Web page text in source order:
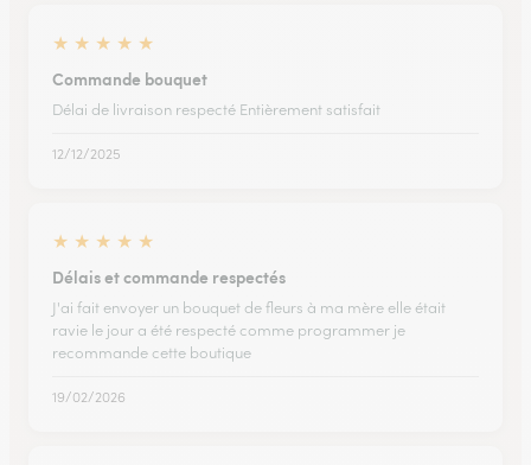
★ ★ ★ ★ ★
Commande bouquet
Délai de livraison respecté Entièrement satisfait
12/12/2025
★ ★ ★ ★ ★
Délais et commande respectés
J'ai fait envoyer un bouquet de fleurs à ma mère elle était
ravie le jour a été respecté comme programmer je
recommande cette boutique
19/02/2026